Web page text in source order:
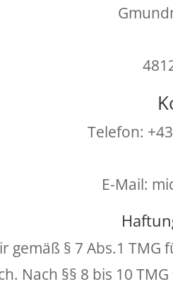
Telefon:
E-Mail:
gemäß § 7 Abs.1
Nach §§ 8 bis 10